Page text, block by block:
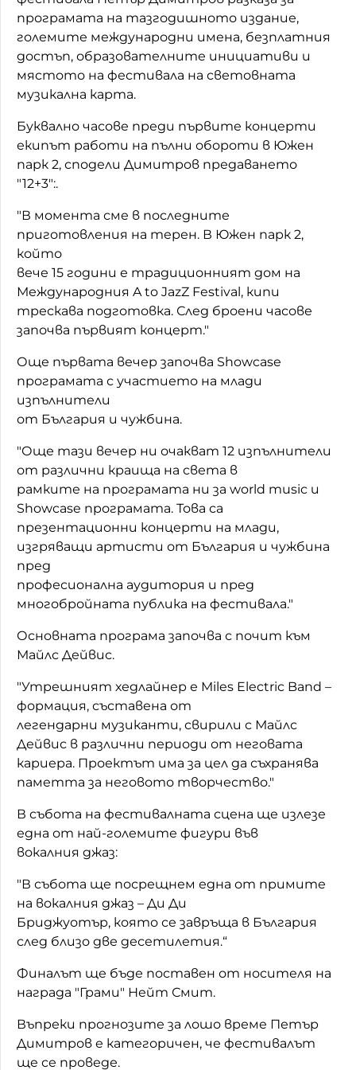
програмата на тазгодишното издание,
големите международни имена, безплатния
достъп, образователните инициативи и
мястото на фестивала на световната
музикална карта.
Буквално часове преди първите концерти
екипът работи на пълни обороти в Южен
парк 2, сподели Димитров предаването
"12+3":.
"В момента сме в последните
приготовления на терен. В Южен парк 2,
който
вече 15 години е традиционният дом на
Международния A to JazZ Festival, кипи
трескава подготовка. След броени часове
започва първият концерт."
Още първата вечер започва Showcase
програмата с участието на млади
изпълнители
от България и чужбина.
"Още тази вечер ни очакват 12 изпълнители
от различни краища на света в
рамките на програмата ни за world music и
Showcase програмата. Това са
презентационни концерти на млади,
изгряващи артисти от България и чужбина
пред
професионална аудитория и пред
многобройната публика на фестивала."
Основната програма започва с почит към
Майлс Дейвис.
"Утрешният хедлайнер е Miles Electric Band –
формация, съставена от
легендарни музиканти, свирили с Майлс
Дейвис в различни периоди от неговата
кариера. Проектът има за цел да съхранява
паметта за неговото творчество."
В събота на фестивалната сцена ще излезе
една от най-големите фигури във
вокалния джаз:
"В събота ще посрещнем една от примите
на вокалния джаз – Ди Ди
Бриджуотър, която се завръща в България
след близо две десетилетия.“
Финалът ще бъде поставен от носителя на
награда "Грами" Нейт Смит.
Въпреки прогнозите за лошо време Петър
Димитров е категоричен, че фестивалът
ще се проведе.